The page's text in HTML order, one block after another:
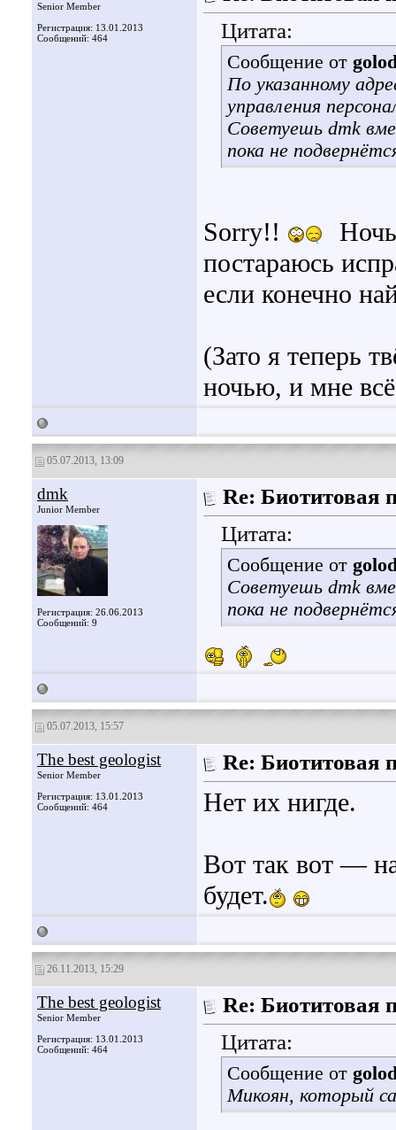
Senior Member
Регистрация: 13.01.2013
Сообщений: 464
Цитата:
Сообщение от
По указанному
управления
Советуешь dmk
пока не
Sorry!!
постараюсь
если конечно
(Зато я теперь
ночью, и мне
05.07.2013, 13:09
dmk
Junior Member
Регистрация: 26.06.2013
Сообщений: 9
Re: Биотитовая
Цитата:
Сообщение от
Советуешь dmk
пока не
05.07.2013, 15:57
The best geologist
Senior Member
Регистрация: 13.01.2013
Сообщений: 464
Re: Биотитовая
Нет их нигде.
Вот так вот —
будет.
26.11.2013, 15:29
The best geologist
Senior Member
Регистрация: 13.01.2013
Сообщений: 464
Re: Биотитовая
Цитата:
Сообщение от
Микоян, который